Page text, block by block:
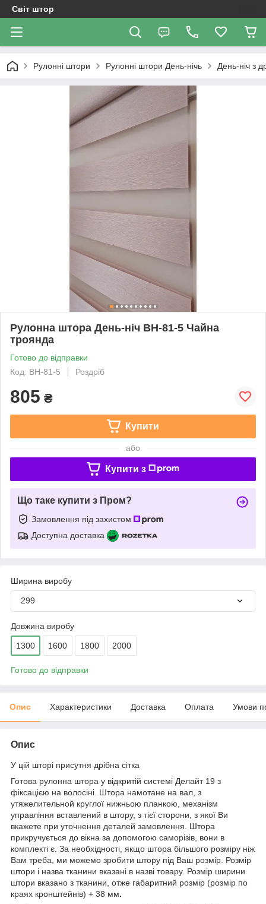
Світ штор
Рулонні штори Рулоннi штори День-нiчь День-ніч з
Рулонна штора День-ніч ВН-81-5 Чайна
троянда
Готово до відправки
Код: ВН-81-5
Роздріб
805 ₴
Купити
або
Купити з
Що таке купити з Пром?
Замовлення під захистом
Доступна доставка
Ширина виробу
299
Довжина виробу
1300 1600 1800 2000
Готово до відправки
Опис Характеристики Доставка Оплата Умови
Опис
У цій шторі присутня дрібна сітка
Готова рулонна штора у відкритій системі Делайт 19 з
фіксацією на волосіні. Штора намотане на вал, з
утяжелительной круглої нижньою планкою, механізм
управління вставлений в штору, з тієї сторони, з якої Ви
вкажете при уточнення деталей замовлення. Штора
прикручується до вікна за допомогою саморізів, вони в
комплекті є. За необхідності, якщо штора більшого розміру ніж
Вам треба, ми можемо зробити штору під Ваш розмір. Розмір
штори і назва тканини вказані в назві товару. Розмір ширини
штори вказано з тканини, отже габаритний розмір (розмір по
краях кронштейнів) + 38 мм.